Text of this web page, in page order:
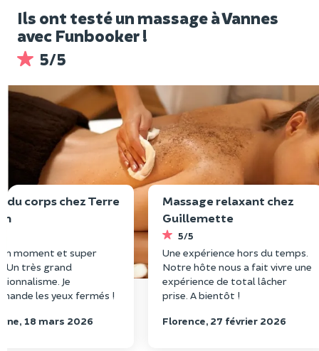
Ils ont testé un massage à Vannes
avec Funbooker !
5/5
du corps chez Terre
moment et super
Un très grand
Je
les yeux fermés !
18 mars 2026
Massage relaxant chez
Guillemette
5/5
Une expérience hors du temps.
Notre hôte nous a fait vivre une
expérience de total lâcher
prise. A bientôt !
Florence, 27 février 2026